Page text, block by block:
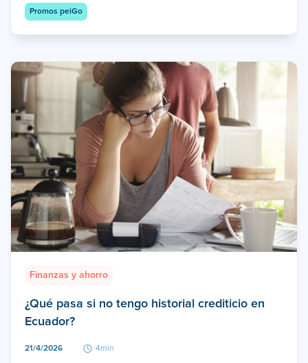
Promos peiGo
Finanzas y ahorro
¿Qué pasa si no tengo historial crediticio en
Ecuador?
21/4/2026 4min